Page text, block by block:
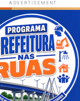
ADVERTISEMENT